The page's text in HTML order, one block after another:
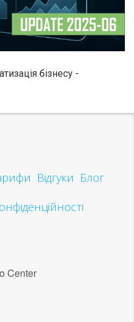
бізнесу -
Відгуки Блог
Center